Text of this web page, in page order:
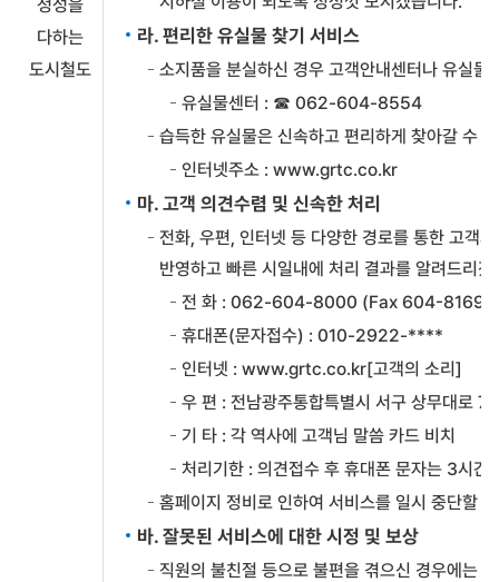
정성을
다하는
도시철도
라. 편리한 유실물 찾기 서비스
소지품을 분실하신 경우 고객안내센터나 유실
유실물센터 : ☎ 062-604-8554
습득한 유실물은 신속하고 편리하게 찾아갈 수
인터넷주소 : www.grtc.co.kr
마. 고객 의견수렴 및 신속한 처리
전화, 우편, 인터넷 등 다양한 경로를 통한 고객
반영하고 빠른 시일내에 처리 결과를 알려드리겠
전 화 : 062-604-8000 (Fax 604-8169)
휴대폰(문자접수) : 010-2922-****
인터넷 : www.grtc.co.kr[고객의 소리]
우 편 : 전남광주통합특별시 서구 상무대로
기 타 : 각 역사에 고객님 말씀 카드 비치
처리기한 : 의견접수 후 휴대폰 문자는 3시
홈페이지 정비로 인하여 서비스를 일시 중단할
바. 잘못된 서비스에 대한 시정 및 보상
직원의 불친절 등으로 불편을 겪으신 경우에는